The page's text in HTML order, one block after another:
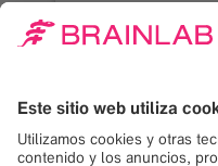
Usamos